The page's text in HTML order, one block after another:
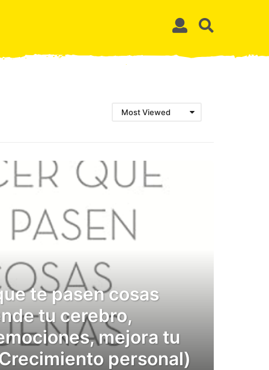
Most Viewed
te pasen cosas
tu cerebro,
mejora tu
personal)